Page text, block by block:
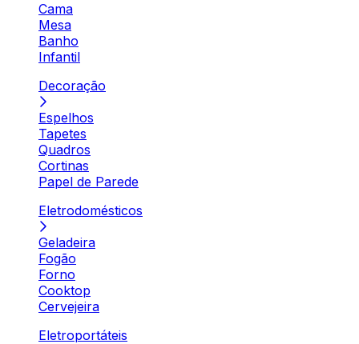
Cama
Mesa
Banho
Infantil
Decoração
Espelhos
Tapetes
Quadros
Cortinas
Papel de Parede
Eletrodomésticos
Geladeira
Fogão
Forno
Cooktop
Cervejeira
Eletroportáteis